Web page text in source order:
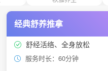
经典舒养推拿
舒经活络、全身放松
服务时长：60分钟